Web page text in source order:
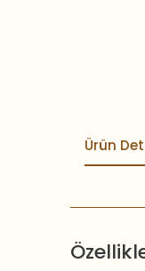
Ürün